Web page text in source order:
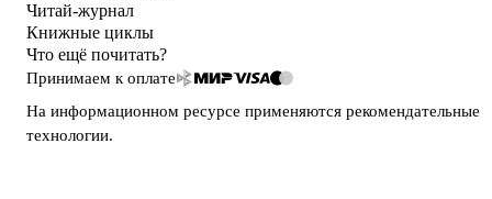
Читай-журнал
Книжные циклы
Что ещё почитать?
Принимаем к оплате
На информационном ресурсе применяются рекомендательные
технологии.